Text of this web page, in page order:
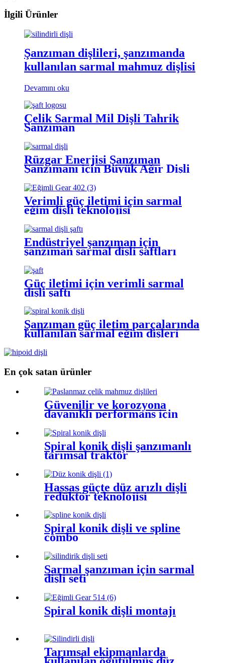
İlgili Ürünler
Şanzıman dişlileri, şanzımanda
kullanılan sarmal mahmuz dişlisi
Devamını oku
Çelik Sarmal Mil Dişli Tahrik
Şanzıman
Rüzgar Enerjisi Şanzıman
Şanzımanı için Büyük Ağır Dişli
Dişli Salım Dişli
Verimli güç iletimi için sarmal
eğim dişli teknolojisi
Endüstriyel şanzıman için
şanzıman sarmal dişli şaftları
Güç iletimi için verimli sarmal
dişli şaftı
Şanzıman güç iletim parçalarında
kullanılan sarmal eğim dişleri
En çok satan ürünler
Güvenilir ve korozyona
dayanıklı performans için
premium paslanmaz çelik
mahmuz dişli
Spiral konik dişli şanzımanlı
tarımsal traktör
Hassas güçte düz arızlı dişli
redüktör teknolojisi
Spiral konik dişli ve spline
combo
Sarmal şanzıman için sarmal
dişli seti
Spiral konik dişli montajı
Tarımsal ekipmanlarda